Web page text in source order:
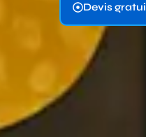
Devis